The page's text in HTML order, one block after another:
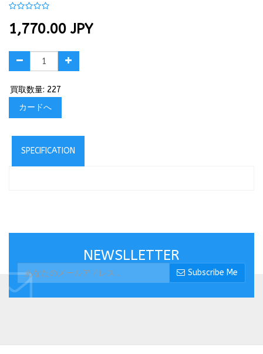
1,770.00 JPY
買取数量: 227
カードへ
SPECIFICATION
NEWSLLETTER
Subscribe Me